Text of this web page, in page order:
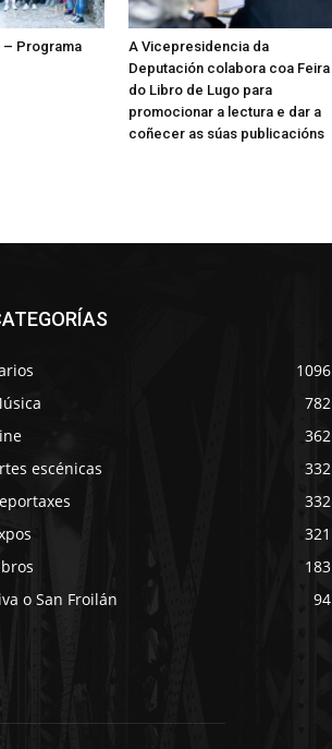
– Programa
A Vicepresidencia da
Deputación colabora coa Feira
do Libro de Lugo para
promocionar a lectura e dar a
coñecer as súas publicacións
1096
782
362
escénicas
332
332
321
183
o San Froilán
94